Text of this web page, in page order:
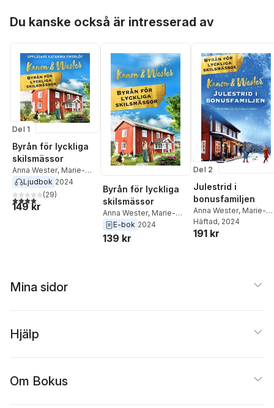
Du kanske också är intresserad av
Del 1
Byrån för lyckliga
skilsmässor
Anna Wester, Marie-
Louise Kanon
Ljudbok 2024
4,0utav 5 stjärnor. Totalt antal röster:
(29)
149 kr
Byrån för lyckliga
skilsmässor
Anna Wester, Marie-
Louise Kanon
E-bok 2024
139 kr
Del 2
Julestrid i
bonusfamiljen
Anna Wester, Marie-
Louise Kanon
Häftad, 2024
191 kr
Mina sidor
Hjälp
Om Bokus